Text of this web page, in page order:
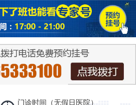
门诊时间（无假日医院）